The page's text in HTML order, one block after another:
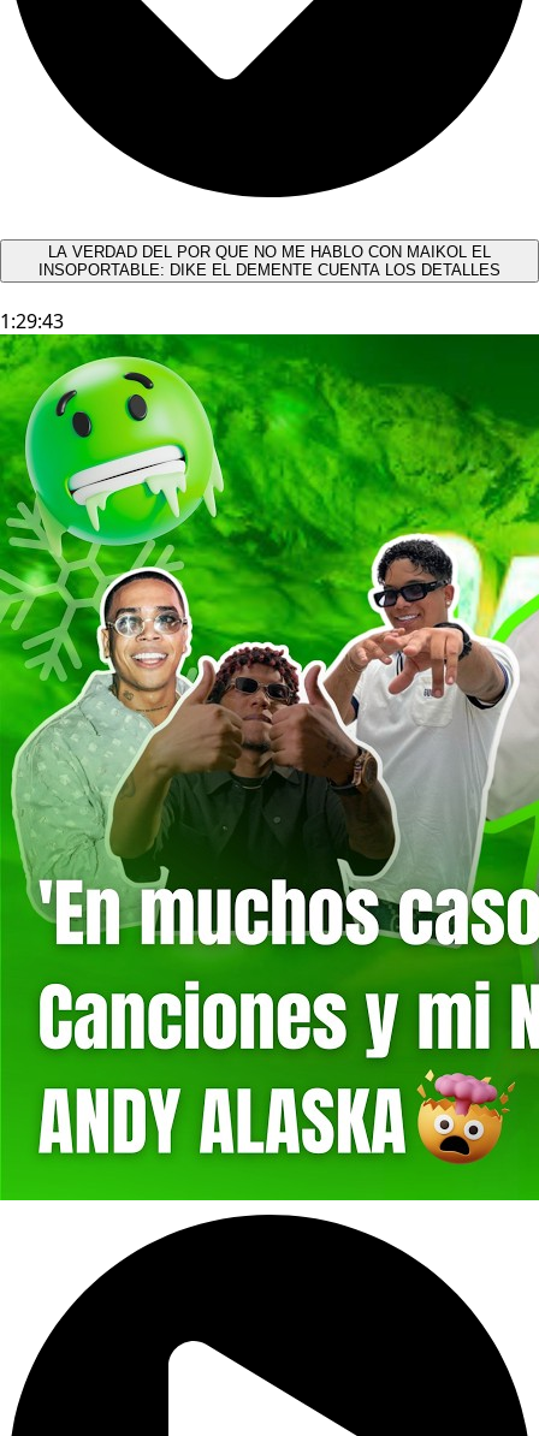
LA VERDAD DEL POR QUE NO ME HABLO CON MAIKOL EL
INSOPORTABLE: DIKE EL DEMENTE CUENTA LOS DETALLES
1:29:43